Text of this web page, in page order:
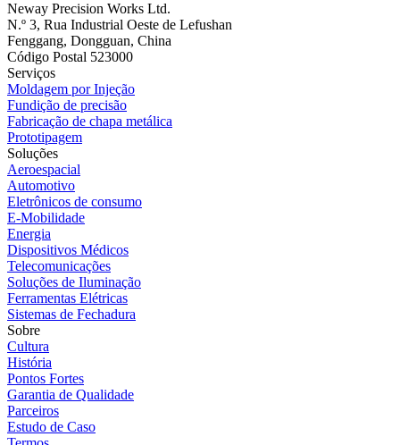
Neway Precision Works Ltd.
N.º 3, Rua Industrial Oeste de Lefushan
Fenggang, Dongguan, China
Código Postal 523000
Serviços
Moldagem por Injeção
Fundição de precisão
Fabricação de chapa metálica
Prototipagem
Soluções
Aeroespacial
Automotivo
Eletrônicos de consumo
E-Mobilidade
Energia
Dispositivos Médicos
Telecomunicações
Soluções de Iluminação
Ferramentas Elétricas
Sistemas de Fechadura
Sobre
Cultura
História
Pontos Fortes
Garantia de Qualidade
Parceiros
Estudo de Caso